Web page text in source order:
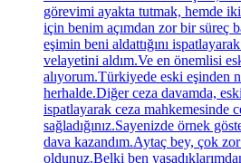
görevimi ayakta tutmak, hemde iki
için benim açımdan zor bir süreç
eşimin beni aldattığını
velayetini aldım.Ve en önemlisi
alıyorum.Türkiyede eski eşinden
herhalde.Diğer ceza davamda,
ispatlayarak ceza mahkemesinde
sağladığınız.Sayenizde örnek
dava kazandım.Aytaç bey, çok
oldunuz.Belki ben